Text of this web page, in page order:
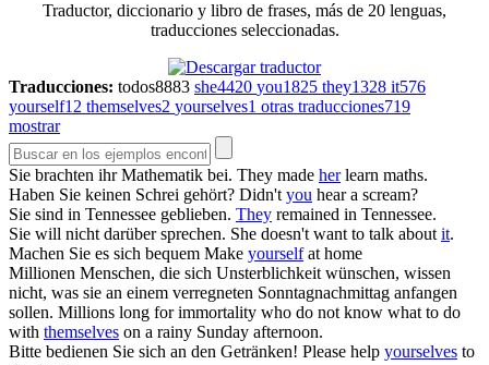
Traductor, diccionario y libro de frases, más de 20 lenguas,
traducciones seleccionadas.
Traducciones: todos8883 she4420 you1825 they1328 it576
yourself12 themselves2 yourselves1 otras traducciones719
mostrar
Sie brachten ihr Mathematik bei. They made herlearn maths.
Haben Sie keinen Schrei gehört? Didn'tyou hear a scream?
Sie sind in Tennessee geblieben. They remained in Tennessee.
Sie will nicht darüber sprechen. She doesn't want to talk aboutit.
Machen Sie es sich bequem Make yourselfat home
Millionen Menschen, die sich Unsterblichkeit wünschen, wissen
nicht, was sie an einem verregneten Sonntagnachmittag anfangen
sollen. Millions long for immortality who do not know what to do
with themselves on a rainy Sunday afternoon.
Bitte bedienen Sie sich an den Getränken! Please help yourselves to